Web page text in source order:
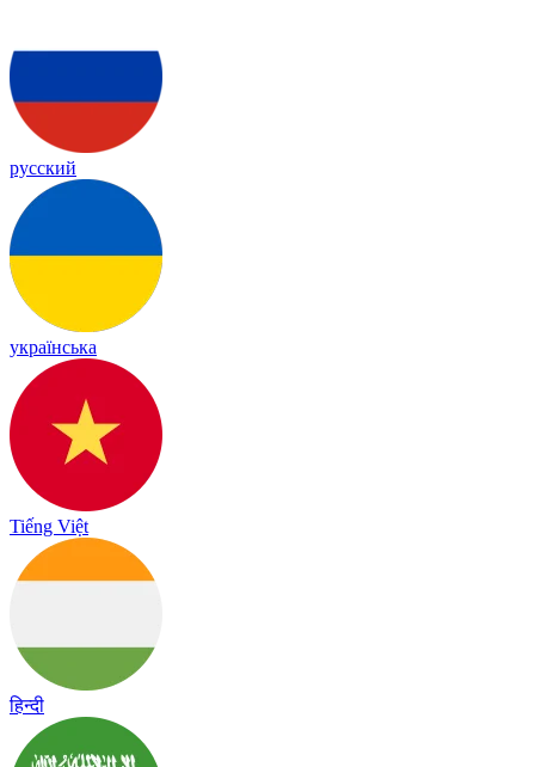
русский
українська
Tiếng Việt
हिन्दी